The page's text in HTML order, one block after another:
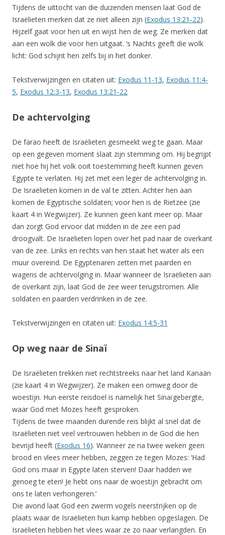
Tijdens de uittocht van die duizenden mensen laat God de
Israëlieten merken dat ze niet alleen zijn (Exodus 13:21-22).
Hijzelf gaat voor hen uit en wijst hen de weg. Ze merken dat
aan een wolk die voor hen uitgaat. ‘s Nachts geeft die wolk
licht: God schijnt hen zelfs bij in het donker.
Tekstverwijzingen en citaten uit: Exodus 11-13, Exodus 11:4-
5, Exodus 12:3-13, Exodus 13:21-22
De achtervolging
De farao heeft de Israëlieten gesmeekt weg te gaan. Maar
op een gegeven moment slaat zijn stemming om. Hij begrijpt
niet hoe hij het volk ooit toestemming heeft kunnen geven
Egypte te verlaten. Hij zet met een leger de achtervolging in.
De Israëlieten komen in de val te zitten. Achter hen aan
komen de Egyptische soldaten; voor hen is de Rietzee (zie
kaart 4 in Wegwijzer). Ze kunnen geen kant meer op. Maar
dan zorgt God ervoor dat midden in de zee een pad
droogvalt. De Israëlieten lopen over het pad naar de overkant
van de zee. Links en rechts van hen staat het water als een
muur overeind. De Egyptenaren zetten met paarden en
wagens de achtervolging in. Maar wanneer de Israëlieten aan
de overkant zijn, laat God de zee weer terugstromen. Alle
soldaten en paarden verdrinken in de zee.
Tekstverwijzingen en citaten uit: Exodus 14:5-31
Op weg naar de Sinaï
De Israëlieten trekken niet rechtstreeks naar het land Kanaän
(zie kaart 4 in Wegwijzer). Ze maken een omweg door de
woestijn. Hun eerste reisdoel is namelijk het Sinaïgebergte,
waar God met Mozes heeft gesproken.
Tijdens de twee maanden durende reis blijkt al snel dat de
Israëlieten niet veel vertrouwen hebben in de God die hen
bevrijd heeft (Exodus 16). Wanneer ze na twee weken geen
brood en vlees meer hebben, zeggen ze tegen Mozes: ‘Had
God ons maar in Egypte laten sterven! Daar hadden we
genoeg te eten! Je hebt ons naar de woestijn gebracht om
ons te laten verhongeren.’
Die avond laat God een zwerm vogels neerstrijken op de
plaats waar de Israëlieten hun kamp hebben opgeslagen. De
Israëlieten hebben het vlees waar ze zo naar verlangden. En